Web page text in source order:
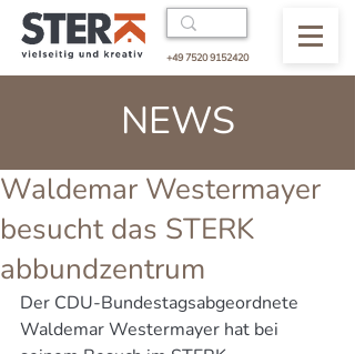
+49 7520 9152420
NEWS
Waldemar Westermayer
besucht das STERK
abbundzentrum
Der CDU-Bundestagsabgeordnete
Waldemar Westermayer hat bei